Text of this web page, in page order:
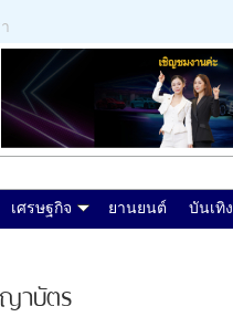
เศรษฐกิจ ยานยนต์ บันเทิง
าบัตร